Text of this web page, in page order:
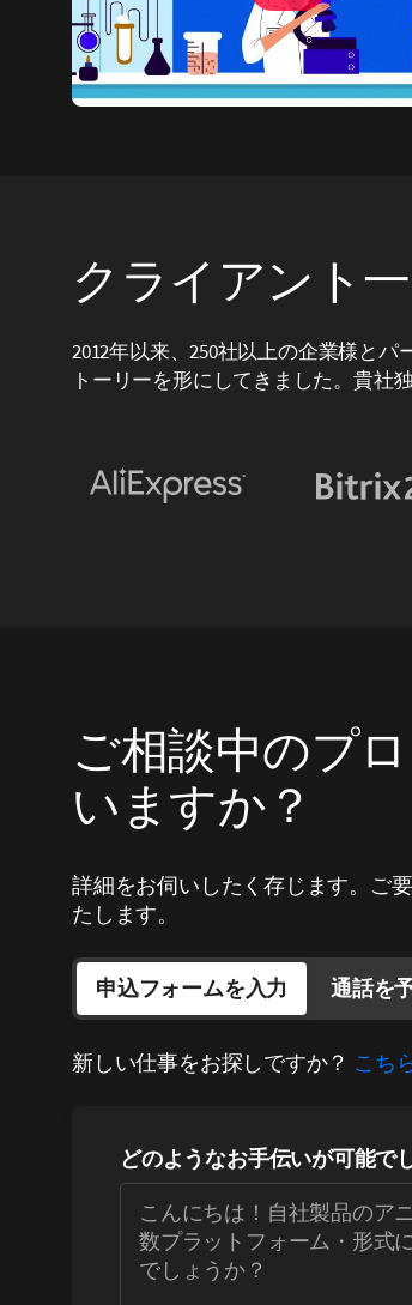
クライアント：
クライアント
2012年以来、250社以上の企業様と
トーリーを形にしてきました。貴社
ご相談中のプ
いますか？
詳細をお伺いしたく存じます。ご
たします。
申込フォームを入力 通話を
新しい仕事をお探しですか？ こち
どのようなお手伝いが可能で